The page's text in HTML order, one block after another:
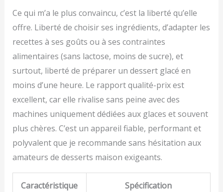
Ce qui m’a le plus convaincu, c’est la liberté qu’elle
offre. Liberté de choisir ses ingrédients, d’adapter les
recettes à ses goûts ou à ses contraintes
alimentaires (sans lactose, moins de sucre), et
surtout, liberté de préparer un dessert glacé en
moins d’une heure. Le rapport qualité-prix est
excellent, car elle rivalise sans peine avec des
machines uniquement dédiées aux glaces et souvent
plus chères. C’est un appareil fiable, performant et
polyvalent que je recommande sans hésitation aux
amateurs de desserts maison exigeants.
Caractéristique Spécification